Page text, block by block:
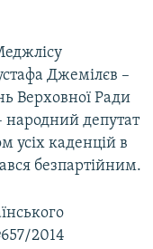
Джемілєв –
Верховної Ради
народний депутат
усіх каденцій в
безпартійним.
2014